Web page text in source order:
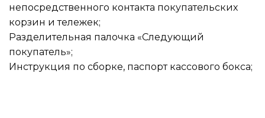
непосредственного контакта покупательских
корзин и тележек;
Разделительная палочка «Следующий
покупатель»;
Инструкция по сборке, паспорт кассового бокса;